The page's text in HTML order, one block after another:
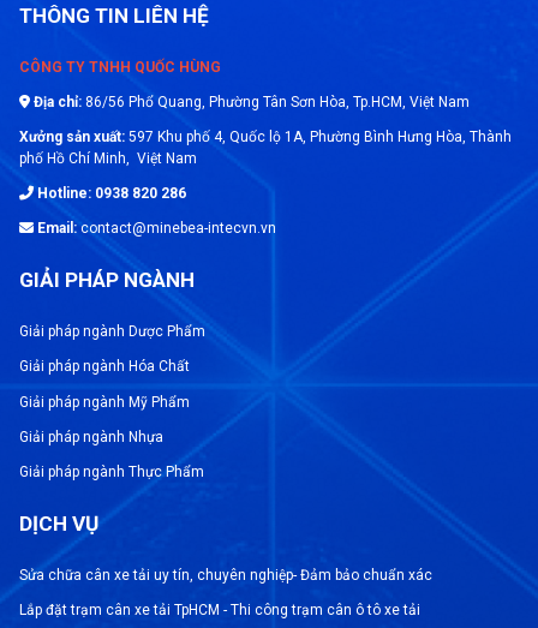
rằng cân luôn đo chính xác tải trọng và không gây
ra sai số trong quá trình cân.
>>>>Xem thêm: Loadcell cân công nghiệp, cảm
biến lực chính hãng
Tầm quan trọng của việc kiểm
định cân xe tải
Đảm bảo độ chính xác và an toàn cho
người sử dụng
Cân xe tải chính xác đóng vai trò quan trọng
trong việc đảm bảo an toàn cho người vận hành
và hàng hóa vận chuyển. Nếu cân không hoạt
THÔNG TIN LIÊN HỆ
CÔNG TY TNHH QUỐC HÙNG
Địa chỉ: 86/56 Phổ Quang, Phường Tân Sơn Hòa, Tp.HCM, Việt Nam
Xưởng sản xuất:597 Khu phố 4, Quốc lộ 1A, Phường Bình Hưng Hòa, Thành
phố Hồ Chí Minh, Việt Nam
Hotline: 0938 820 286
Email:contact@minebea-intecvn.vn
GIẢI PHÁP NGÀNH
Giải pháp ngành Dược Phẩm
Giải pháp ngành Hóa Chất
Giải pháp ngành Mỹ Phẩm
Giải pháp ngành Nhựa
Giải pháp ngành Thực Phẩm
DỊCH VỤ
Sửa chữa cân xe tải uy tín, chuyên nghiệp- Đảm bảo chuẩn xác
Lắp đặt trạm cân xe tải TpHCM - Thi công trạm cân ô tô xe tải